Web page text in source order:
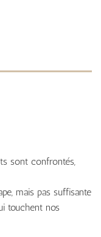
sont confrontés,
mais pas suffisante
touchent nos